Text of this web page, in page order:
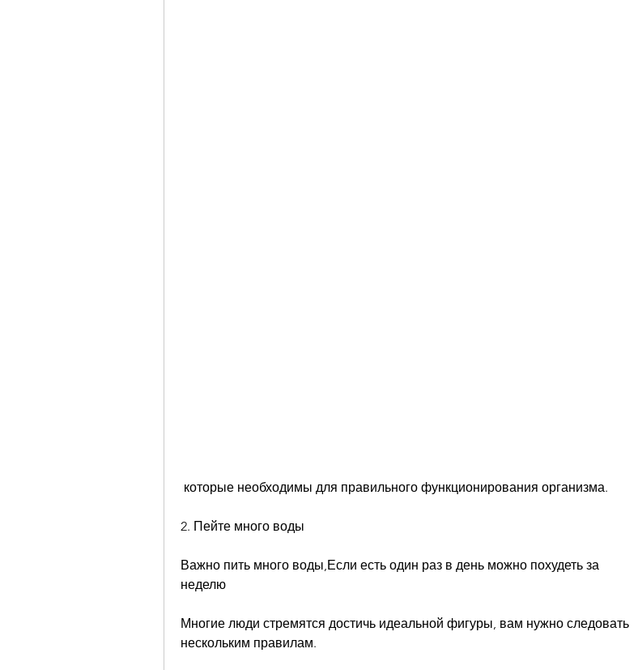
которые необходимы для правильного функционирования организма.
2. Пейте много воды
Важно пить много воды,Если есть один раз в день можно похудеть за
неделю
Многие люди стремятся достичь идеальной фигуры, вам нужно следовать
нескольким правилам.